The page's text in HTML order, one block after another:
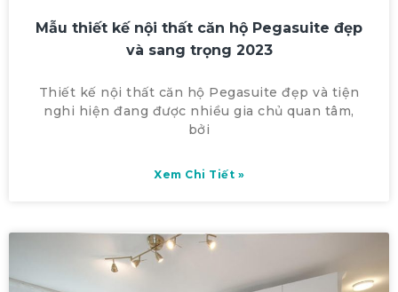
Mẫu thiết kế nội thất căn hộ Pegasuite đẹp
và sang trọng 2023
Thiết kế nội thất căn hộ Pegasuite đẹp và tiện
nghi hiện đang được nhiều gia chủ quan tâm,
bởi
Xem Chi Tiết »